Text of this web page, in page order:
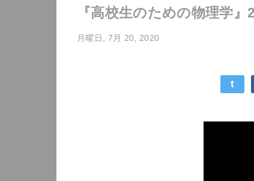
『高校生のための物理学
月曜日, 7月 20, 2020
t